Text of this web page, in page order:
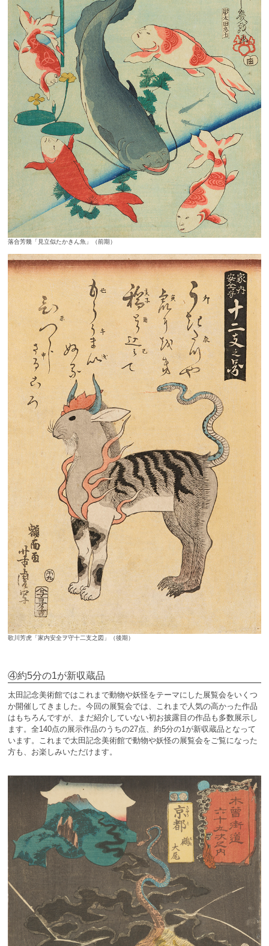
落合芳幾「見立似たかきん魚」（前期）
歌川芳虎「家内安全ヲ守十二支之図」（後期）
④約5分の1が新収蔵品
太田記念美術館ではこれまで動物や妖怪をテーマにした展覧会をいくつ
か開催してきました。今回の展覧会では、これまで人気の高かった作品
はもちろんですが、まだ紹介していない初お披露目の作品も多数展示し
ます。全140点の展示作品のうちの27点、約5分の1が新収蔵品となって
います。これまで太田記念美術館で動物や妖怪の展覧会をご覧になった
方も、お楽しみいただけます。